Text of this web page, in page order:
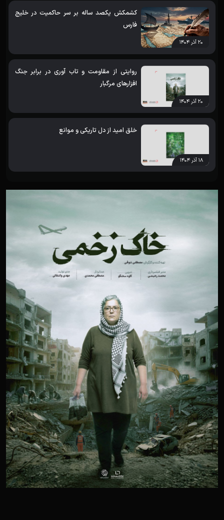
۲۰ آذر ۱۴۰۴
کشمکش یکصد ساله بر سر حاکمیت در خلیج
فارس
۲۰ آذر ۱۴۰۴
روایتی از مقاومت و تاب آوری در برابر جنگ
افزارهای مرگبار
۱۸ آذر ۱۴۰۴
خلق امید از دل تاریکی و موانع